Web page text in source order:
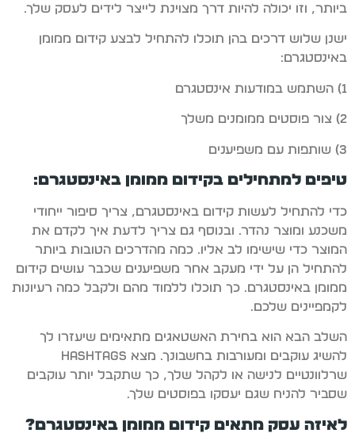
ביותר, וזו יכולה להיות דרך מצוינת לייצר לידים לעסק שלך.
ישנן שלוש דרכים בהן תוכלו להתחיל לבצע קידום ממומן
באינסטגרם:
1) השתמש במודעות אינסטגרם
2) צור פוסטים ממומנים משלך
3) שותפות עם משפיענים
טיפים למתחילים בקידום ממומן באינסטגרם:
כדי להתחיל לעשות קידום באינסטגרם, צריך סיפור ייחודי
משכנע ומוצר נהדר. ובנוסף גם צריך לדעת איך לקדם את
המוצר כדי שישימו לב אליו. כמה מהדרכים הטובות ביותר
להתחיל הן על ידי מעקב אחר משפיענים שכבר עושים קידום
ממומן באינסטגרם. כך תוכלו ללמוד מהם ולקבל כמה רעיונות
לקמפיינים שלכם.
השלב הבא הוא בחירת האשטאגים מתאימים שיעזרו לך
להשיג עוקבים ומעורבות בחשבונך. מצא hashtags
שרלוונטיים לנישה או לקהל שלך, כך שתקבל יותר עוקבים
שסביר להניח שגם יעסקו בפוסטים שלך.
לאיזה עסק מתאים קידום ממומן באינסטגרם?